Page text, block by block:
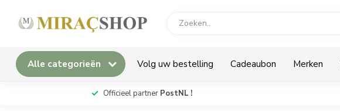
Alle categorieën Volg uw bestelling Cadeaubon Merken
Officieel partner PostNL !